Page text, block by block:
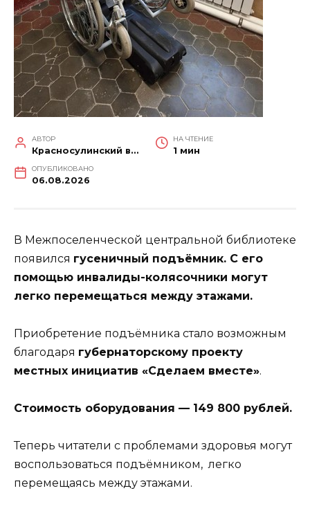
АВТОР
Красносулинский вестник
НА ЧТЕНИЕ
1 мин
ОПУБЛИКОВАНО
06.08.2026
В Межпоселенческой центральной библиотеке
появился гусеничный подъёмник. С его
помощью инвалиды-колясочники могут
легко перемещаться между этажами.
Приобретение подъёмника стало возможным
благодаря губернаторскому проекту
местных инициатив «Сделаем вместе».
Стоимость оборудования — 149 800 рублей.
Теперь читатели с проблемами здоровья могут
воспользоваться подъёмником, легко
перемещаясь между этажами.